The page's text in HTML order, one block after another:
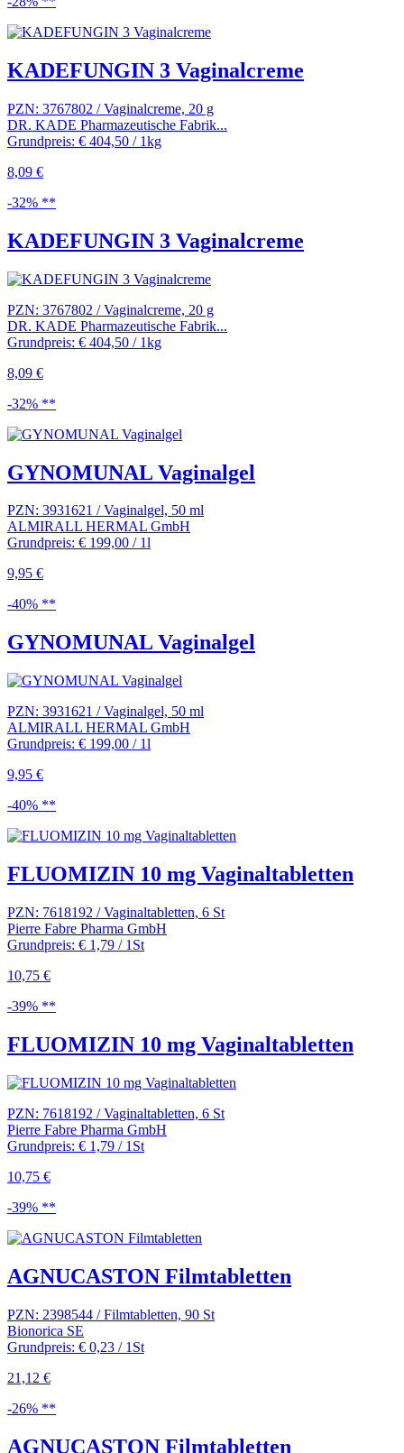
KADEFUNGIN 3 Vaginalcreme
PZN: 3767802 / Vaginalcreme, 20 g
DR. KADE Pharmazeutische Fabrik...
Grundpreis: € 404,50 / 1kg
8,09 €
-32% **
KADEFUNGIN 3 Vaginalcreme
PZN: 3767802 / Vaginalcreme, 20 g
DR. KADE Pharmazeutische Fabrik...
Grundpreis: € 404,50 / 1kg
8,09 €
-32% **
GYNOMUNAL Vaginalgel
PZN: 3931621 / Vaginalgel, 50 ml
ALMIRALL HERMAL GmbH
Grundpreis: € 199,00 / 1l
9,95 €
-40% **
GYNOMUNAL Vaginalgel
PZN: 3931621 / Vaginalgel, 50 ml
ALMIRALL HERMAL GmbH
Grundpreis: € 199,00 / 1l
9,95 €
-40% **
FLUOMIZIN 10 mg Vaginaltabletten
PZN: 7618192 / Vaginaltabletten, 6 St
Pierre Fabre Pharma GmbH
Grundpreis: € 1,79 / 1St
10,75 €
-39% **
FLUOMIZIN 10 mg Vaginaltabletten
PZN: 7618192 / Vaginaltabletten, 6 St
Pierre Fabre Pharma GmbH
Grundpreis: € 1,79 / 1St
10,75 €
-39% **
AGNUCASTON Filmtabletten
PZN: 2398544 / Filmtabletten, 90 St
Bionorica SE
Grundpreis: € 0,23 / 1St
21,12 €
-26% **
AGNUCASTON Filmtabletten